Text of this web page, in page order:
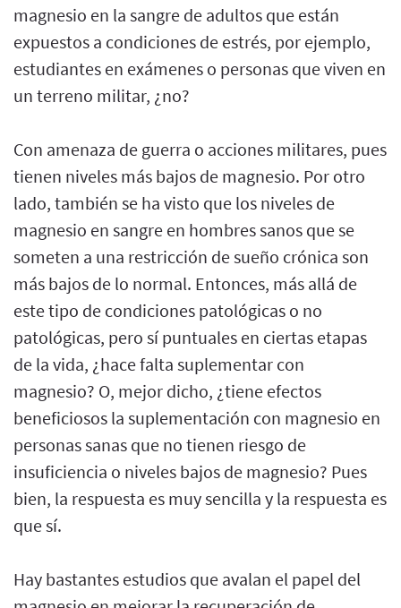
magnesio en la sangre de adultos que están
expuestos a condiciones de estrés, por ejemplo,
estudiantes en exámenes o personas que viven en
un terreno militar, ¿no?
Con amenaza de guerra o acciones militares, pues
tienen niveles más bajos de magnesio. Por otro
lado, también se ha visto que los niveles de
magnesio en sangre en hombres sanos que se
someten a una restricción de sueño crónica son
más bajos de lo normal. Entonces, más allá de
este tipo de condiciones patológicas o no
patológicas, pero sí puntuales en ciertas etapas
de la vida, ¿hace falta suplementar con
magnesio? O, mejor dicho, ¿tiene efectos
beneficiosos la suplementación con magnesio en
personas sanas que no tienen riesgo de
insuficiencia o niveles bajos de magnesio? Pues
bien, la respuesta es muy sencilla y la respuesta es
que sí.
Hay bastantes estudios que avalan el papel del